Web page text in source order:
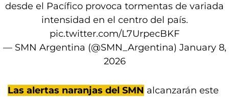
desde el Pacífico provoca tormentas de variada
intensidad en el centro del país.
pic.twitter.com/L7UrpecBKF
— SMN Argentina (@SMN_Argentina) January 8,
2026
Las alertas naranjas del SMN alcanzarán este